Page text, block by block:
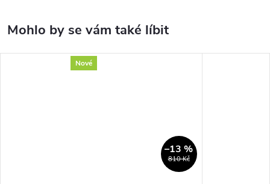
Nové
810 Kč
–13 %